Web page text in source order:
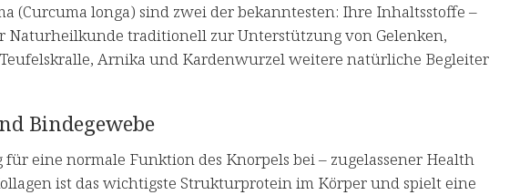
(Curcuma longa) sind zwei der bekanntesten: Ihre Inhaltsstoffe –
Naturheilkunde traditionell zur Unterstützung von Gelenken,
Arnika und Kardenwurzel weitere natürliche Begleiter
Bindegewebe
eine normale Funktion des Knorpels bei – zugelassener Health
ist das wichtigste Strukturprotein im Körper und spielt eine